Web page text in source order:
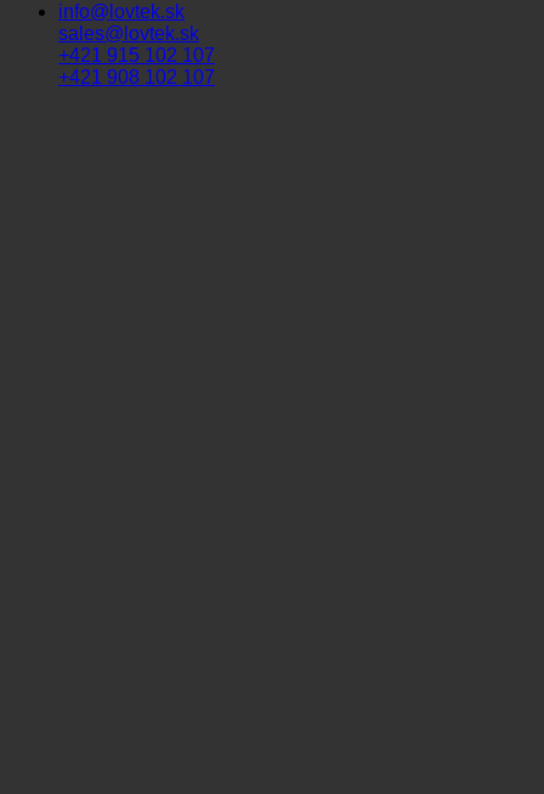
info@lovtek.sk
sales@lovtek.sk
+421 915 102 107
+421 908 102 107